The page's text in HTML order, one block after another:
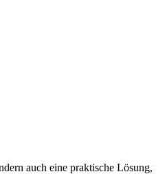
auch eine praktische Lösung,